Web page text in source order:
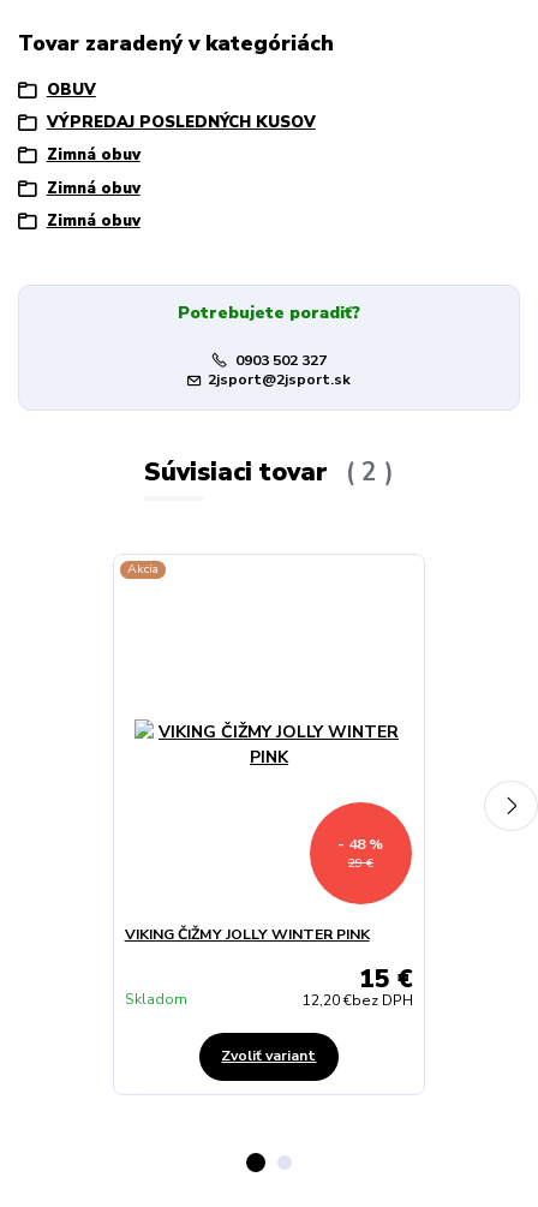
Tovar zaradený v kategóriách
OBUV
VÝPREDAJ POSLEDNÝCH KUSOV
Zimná obuv
Zimná obuv
Zimná obuv
Potrebujete poradiť?
0903 502 327
2jsport@2jsport.sk
Súvisiaci tovar 2
Akcia
29 €
- 48 %
VIKING ČIŽMY JOLLY WINTER PINK
15 €
12,20 €bez DPH
Skladom
Zvoliť variant